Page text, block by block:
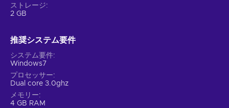
ストレージ
2 GB
推奨システム要件
システム要件
Windows7
プロセッサー
Dual core 3.0ghz
メモリー
4 GB RAM